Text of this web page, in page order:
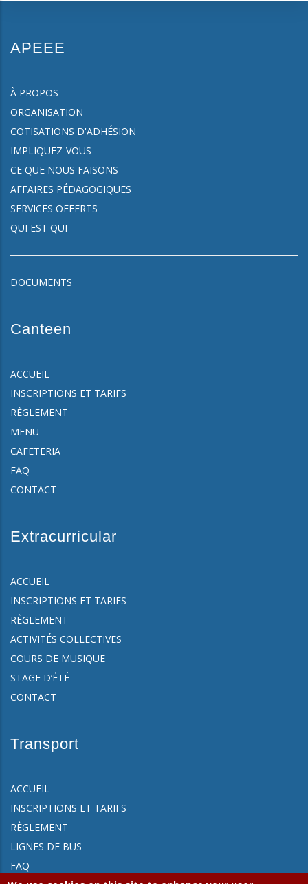
APEEE
À PROPOS
ORGANISATION
COTISATIONS D'ADHÉSION
IMPLIQUEZ-VOUS
CE QUE NOUS FAISONS
AFFAIRES PÉDAGOGIQUES
SERVICES OFFERTS
QUI EST QUI
DOCUMENTS
Canteen
ACCUEIL
INSCRIPTIONS ET TARIFS
RÈGLEMENT
MENU
CAFETERIA
FAQ
CONTACT
Extracurricular
ACCUEIL
INSCRIPTIONS ET TARIFS
RÈGLEMENT
ACTIVITÉS COLLECTIVES
COURS DE MUSIQUE
STAGE D’ÉTÉ
CONTACT
Transport
ACCUEIL
INSCRIPTIONS ET TARIFS
RÈGLEMENT
LIGNES DE BUS
FAQ